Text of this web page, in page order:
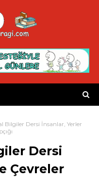
Bilgiler Dersi İnsanlar, Yerler
Dersi
Çevreler